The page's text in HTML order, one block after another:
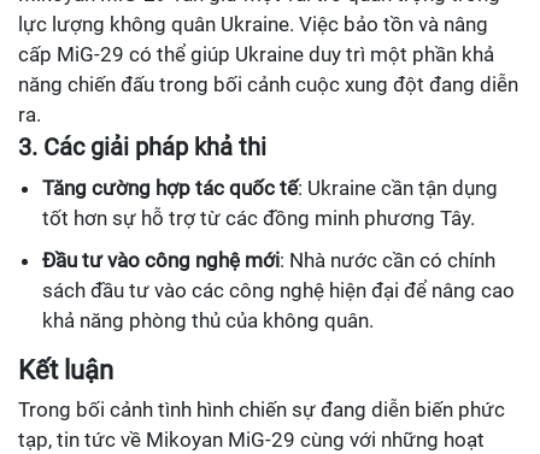
lực lượng không quân Ukraine. Việc bảo tồn và nâng
cấp MiG-29 có thể giúp Ukraine duy trì một phần khả
năng chiến đấu trong bối cảnh cuộc xung đột đang diễn
ra.
3. Các giải pháp khả thi
Tăng cường hợp tác quốc tế: Ukraine cần tận dụng
tốt hơn sự hỗ trợ từ các đồng minh phương Tây.
Đầu tư vào công nghệ mới: Nhà nước cần có chính
sách đầu tư vào các công nghệ hiện đại để nâng cao
khả năng phòng thủ của không quân.
Kết luận
Trong bối cảnh tình hình chiến sự đang diễn biến phức
tạp, tin tức về Mikoyan MiG-29 cùng với những hoạt